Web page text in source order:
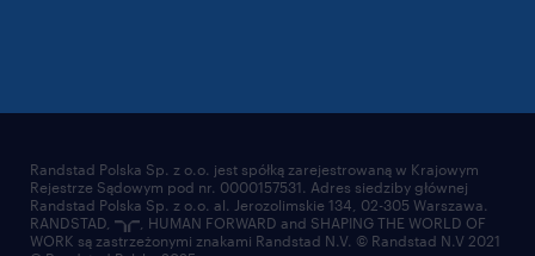
Randstad Polska Sp. z o.o. jest spółką zarejestrowaną w Krajowym
Rejestrze Sądowym pod nr. 0000157531. Adres siedziby głównej
Randstad Polska Sp. z o.o. al. Jerozolimskie 134, 02-305 Warszawa.
RANDSTAD,
, HUMAN FORWARD and SHAPING THE WORLD OF
WORK są zastrzeżonymi znakami Randstad N.V. © Randstad N.V 2021